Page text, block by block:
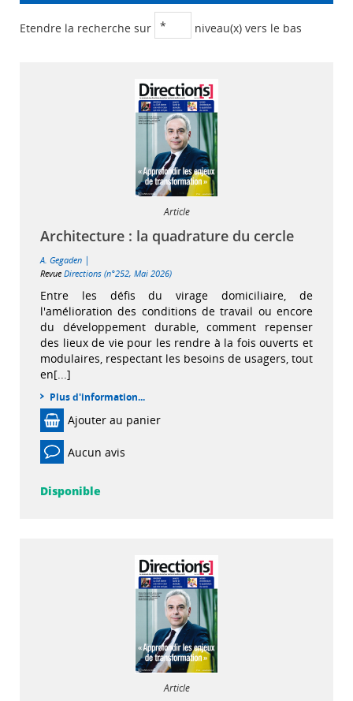
Etendre la recherche sur niveau(x) vers le bas
Article
Architecture : la quadrature du cercle
A. Gegaden |
Revue Directions (n°252, Mai 2026)
Entre les défis du virage domiciliaire, de
l'amélioration des conditions de travail ou encore
du développement durable, comment repenser
des lieux de vie pour les rendre à la fois ouverts et
modulaires, respectant les besoins de usagers, tout
en[...]
Plus d'information...
Ajouter au panier
Aucun avis
Disponible
Article